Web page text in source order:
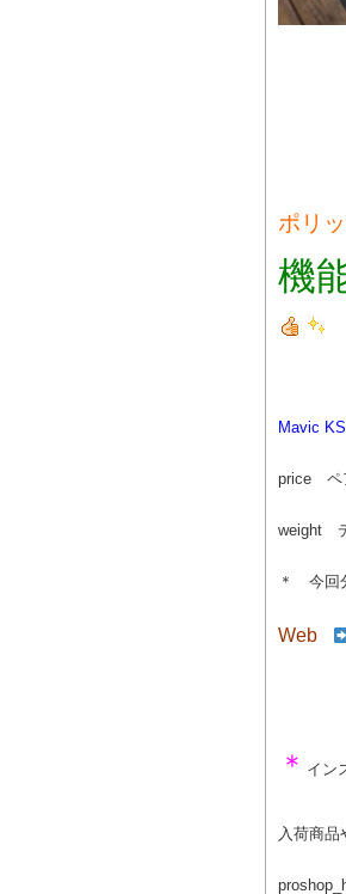
ポリ
機
Mavic
price ペ
weight
＊ 今回
Web
＊ イン
入荷商品